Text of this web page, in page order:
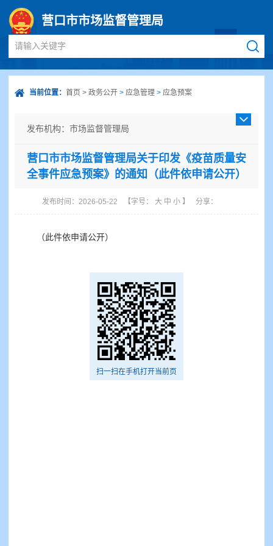
营口市市场监督管理局
请输入关键字
当前位置： 首页 > 政务公开 > 应急管理 > 应急预案
发布机构：市场监督管理局
成文日期：2025-05-19
发文字号：营市监发〔2025〕1号
体裁分类：通知
营口市市场监督管理局关于印发《疫苗质量安
全事件应急预案》的通知（此件依申请公开）
发布时间：2026-05-22 【字号： 大 中 小 】 分享：
（此件依申请公开）
扫一扫在手机打开当前页